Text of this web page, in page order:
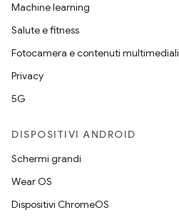
Machine learning
Salute e fitness
Fotocamera e contenuti multimediali
Privacy
5G
DISPOSITIVI ANDROID
Schermi grandi
Wear OS
Dispositivi ChromeOS